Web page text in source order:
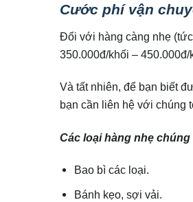
Cước phí vận
Đối với hàng càng nhẹ
350.000đ/khối – 450.000đ/
Và tất nhiên, để bạn biết
bạn cần liên hệ với chúng
Các loại hàng nhẹ
Bao bì các loại.
Bánh kẹo, sợi vải.